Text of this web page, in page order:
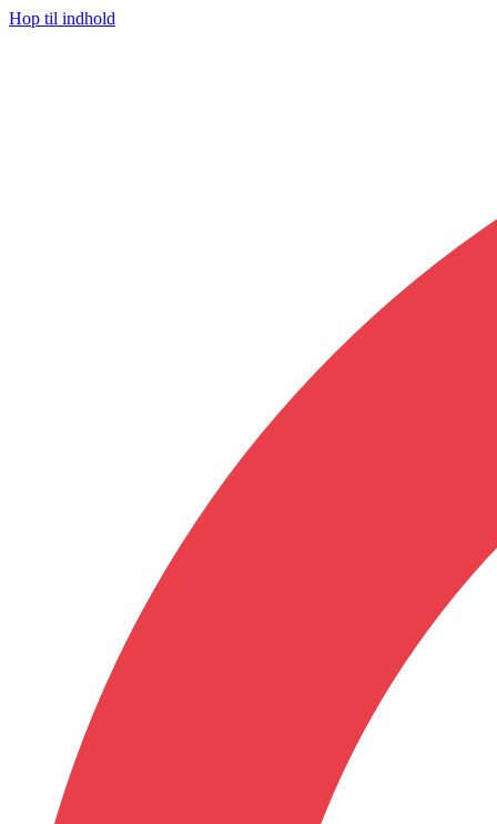
Hop til indhold